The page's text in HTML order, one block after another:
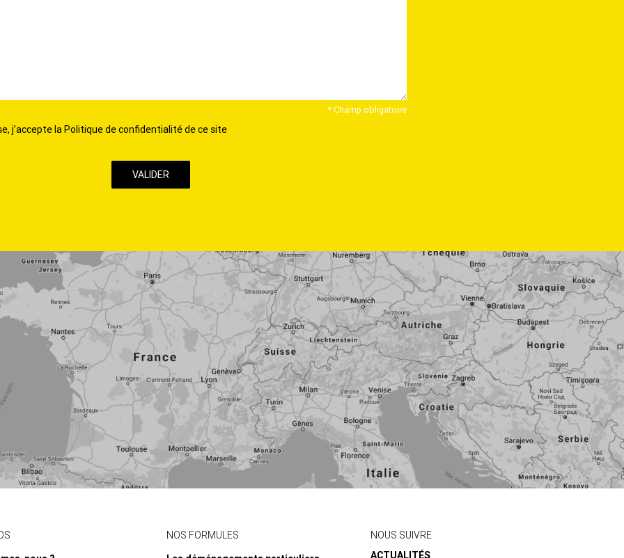
* Champ obligatoire
j’accepte la Politique de confidentialité de ce site
NOS FORMULES
NOUS SUIVRE
ACTUALITÉS